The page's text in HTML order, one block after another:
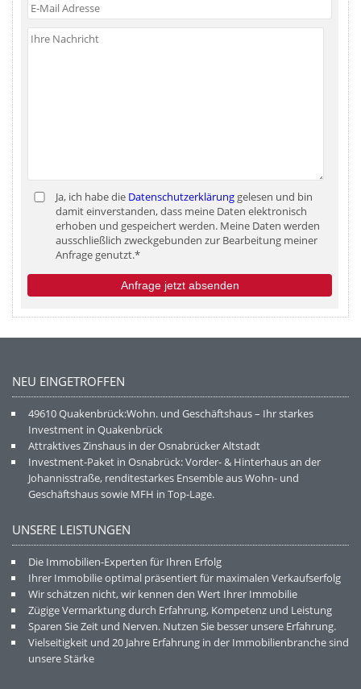
Ja, ich habe die Datenschutzerklärung gelesen und bin
damit einverstanden, dass meine Daten elektronisch
erhoben und gespeichert werden. Meine Daten werden
ausschließlich zweckgebunden zur Bearbeitung meiner
Anfrage genutzt.*
Anfrage jetzt absenden
NEU EINGETROFFEN
49610 Quakenbrück:Wohn. und Geschäftshaus – Ihr starkes
Investment in Quakenbrück
Attraktives Zinshaus in der Osnabrücker Altstadt
Investment-Paket in Osnabrück: Vorder- & Hinterhaus an der
Johannisstraße, renditestarkes Ensemble aus Wohn- und
Geschäftshaus sowie MFH in Top-Lage.
UNSERE LEISTUNGEN
Die Immobilien-Experten für Ihren Erfolg
Ihrer Immobilie optimal präsentiert für maximalen Verkaufserfolg
Wir schätzen nicht, wir kennen den Wert Ihrer Immobilie
Zügige Vermarktung durch Erfahrung, Kompetenz und Leistung
Sparen Sie Zeit und Nerven. Nutzen Sie besser unsere Erfahrung.
Vielseitigkeit und 20 Jahre Erfahrung in der Immobilienbranche sind
unsere Stärke